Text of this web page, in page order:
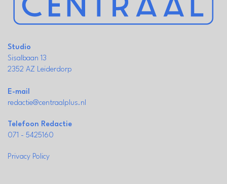
Studio
Sisalbaan 13
2352 AZ Leiderdorp
E-mail
redactie@centraalplus.nl
Telefoon Redactie
071 - 5425160
Privacy Policy